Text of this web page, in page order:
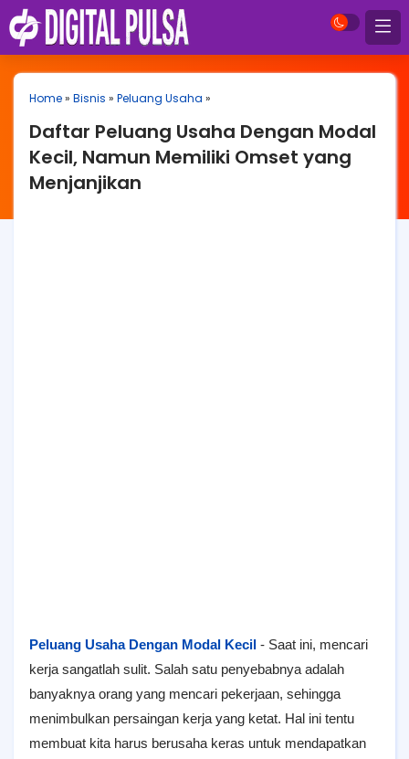
Home» Bisnis » Peluang Usaha »
Daftar Peluang Usaha Dengan Modal
Kecil, Namun Memiliki Omset yang
Menjanjikan
Peluang Usaha Dengan Modal Kecil - Saat ini, mencari
kerja sangatlah sulit. Salah satu penyebabnya adalah
banyaknya orang yang mencari pekerjaan, sehingga
menimbulkan persaingan kerja yang ketat. Hal ini tentu
membuat kita harus berusaha keras untuk mendapatkan